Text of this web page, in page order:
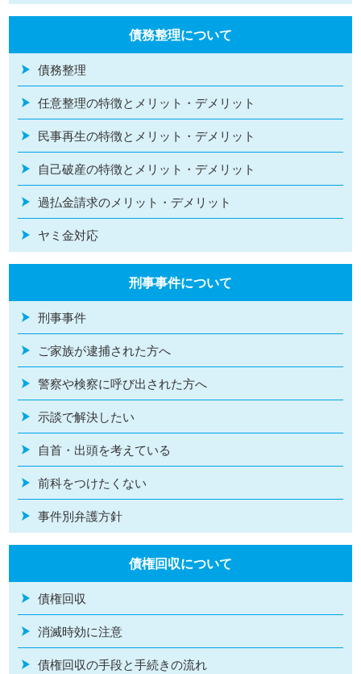
債務整理について
債務整理
任意整理の特徴とメリット・デメリット
民事再生の特徴とメリット・デメリット
自己破産の特徴とメリット・デメリット
過払金請求のメリット・デメリット
ヤミ金対応
刑事事件について
刑事事件
ご家族が逮捕された方へ
警察や検察に呼び出された方へ
示談で解決したい
自首・出頭を考えている
前科をつけたくない
事件別弁護方針
債権回収について
債権回収
消滅時効に注意
債権回収の手段と手続きの流れ